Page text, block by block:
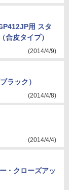
用 スタ
合皮タイプ）
(2014/4/9)
ラック）
(2014/4/8)
(2014/4/4)
・クローズアッ